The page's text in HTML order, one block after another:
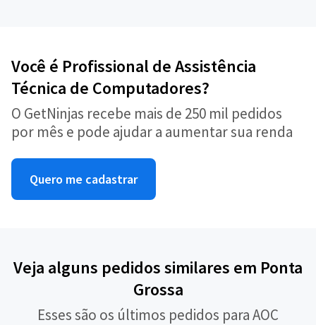
Você é Profissional de Assistência
Técnica de Computadores?
O GetNinjas recebe mais de 250 mil pedidos
por mês e pode ajudar a aumentar sua renda
Quero me cadastrar
Veja alguns pedidos similares em Ponta
Grossa
Esses são os últimos pedidos para AOC